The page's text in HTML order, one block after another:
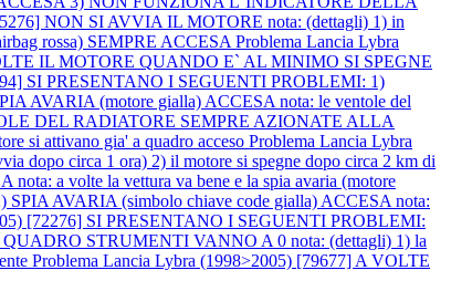
NON SI AVVIA IL MOTORE nota: (dettagli) 1) in
rossa) SEMPRE ACCESA Problema Lancia Lybra
IL MOTORE QUANDO E` AL MINIMO SI SPEGNE
SI PRESENTANO I SEGUENTI PROBLEMI: 1)
AVARIA (motore gialla) ACCESA nota: le ventole del
DEL RADIATORE SEMPRE AZIONATE ALLA
si attivano gia' a quadro acceso Problema Lancia Lybra
dopo circa 1 ora) 2) il motore si spegne dopo circa 2 km di
a volte la vettura va bene e la spia avaria (motore
AVARIA (simbolo chiave code gialla) ACCESA nota:
[72276] SI PRESENTANO I SEGUENTI PROBLEMI:
STRUMENTI VANNO A 0 nota: (dettagli) 1) la
Problema Lancia Lybra (1998>2005) [79677] A VOLTE